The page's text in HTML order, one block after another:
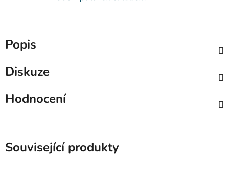
Popis
Diskuze
Hodnocení
Související produkty